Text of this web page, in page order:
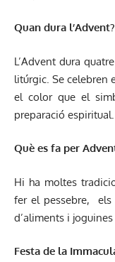
Quan dura l’Advent?
L’Advent dura
litúrgic. Se celebren
el color que el
preparació espiritual.
Què es fa per
Hi ha moltes
fer el pessebre, els
d’aliments i
Festa de la